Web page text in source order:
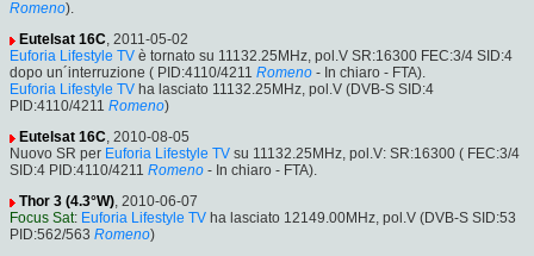
Romeno).
Eutelsat 16C, 2011-05-02
Euforia Lifestyle TV è tornato su 11132.25MHz, pol.V SR:16300 FEC:3/4 SID:4
dopo un´interruzione ( PID:4110/4211 Romeno - In chiaro - FTA).
Euforia Lifestyle TV ha lasciato 11132.25MHz, pol.V (DVB-S SID:4
PID:4110/4211 Romeno)
Eutelsat 16C, 2010-08-05
Nuovo SR per Euforia Lifestyle TV su 11132.25MHz, pol.V: SR:16300 ( FEC:3/4
SID:4 PID:4110/4211 Romeno - In chiaro - FTA).
Thor 3 (4.3°W), 2010-06-07
Focus Sat: Euforia Lifestyle TV ha lasciato 12149.00MHz, pol.V (DVB-S SID:53
PID:562/563 Romeno)